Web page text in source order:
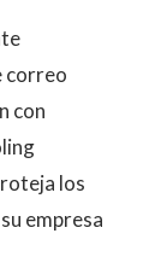
correo
con
los
empresa